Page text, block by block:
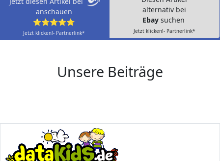
anschauen
⭐⭐⭐⭐⭐
Jetzt klicken!- Partnerlink*
alternativ bei
Ebay suchen
Jetzt klicken!- Partnerlink*
Unsere Beiträge